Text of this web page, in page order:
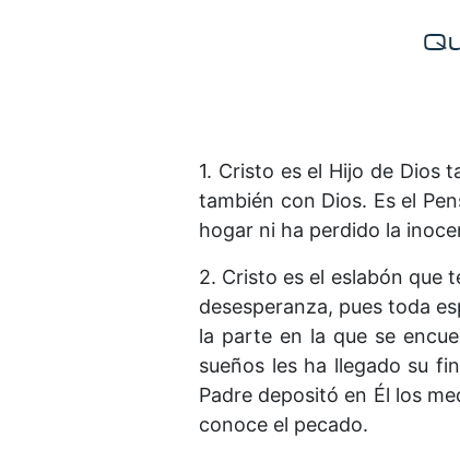
1. Cristo es el Hijo de Dios
también con Dios. Es el
hogar ni ha perdido la
2. Cristo es el eslabón que
desesperanza, pues toda
la parte en la que se
sueños les ha llegado su
Padre depositó en Él los
conoce el pecado.